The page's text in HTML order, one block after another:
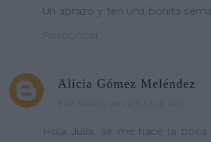
Un abrazo y ten una bonita
Responder
Alicia Gómez Meléndez
Hola Julia, se me hace la